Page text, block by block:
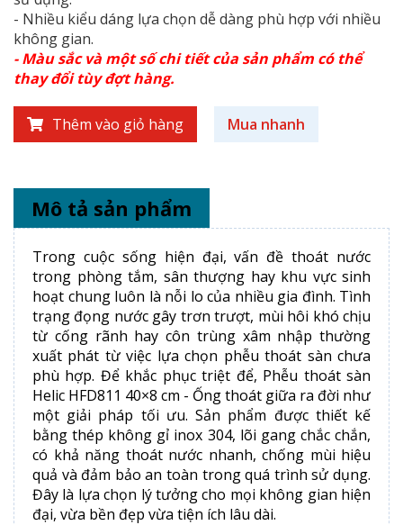
- Nhiều kiểu dáng lựa chọn dễ dàng phù hợp với nhiều
không gian.
- Màu sắc và một số chi tiết của sản phẩm có thể
thay đổi tùy đợt hàng.
Thêm vào giỏ hàng Mua nhanh
Mô tả sản phẩm
Trong cuộc sống hiện đại, vấn đề thoát nước
trong phòng tắm, sân thượng hay khu vực sinh
hoạt chung luôn là nỗi lo của nhiều gia đình. Tình
trạng đọng nước gây trơn trượt, mùi hôi khó chịu
từ cống rãnh hay côn trùng xâm nhập thường
xuất phát từ việc lựa chọn phễu thoát sàn chưa
phù hợp. Để khắc phục triệt để, Phễu thoát sàn
Helic HFD811 40×8 cm - Ống thoát giữa ra đời như
một giải pháp tối ưu. Sản phẩm được thiết kế
bằng thép không gỉ inox 304, lõi gang chắc chắn,
có khả năng thoát nước nhanh, chống mùi hiệu
quả và đảm bảo an toàn trong quá trình sử dụng.
Đây là lựa chọn lý tưởng cho mọi không gian hiện
đại, vừa bền đẹp vừa tiện ích lâu dài.